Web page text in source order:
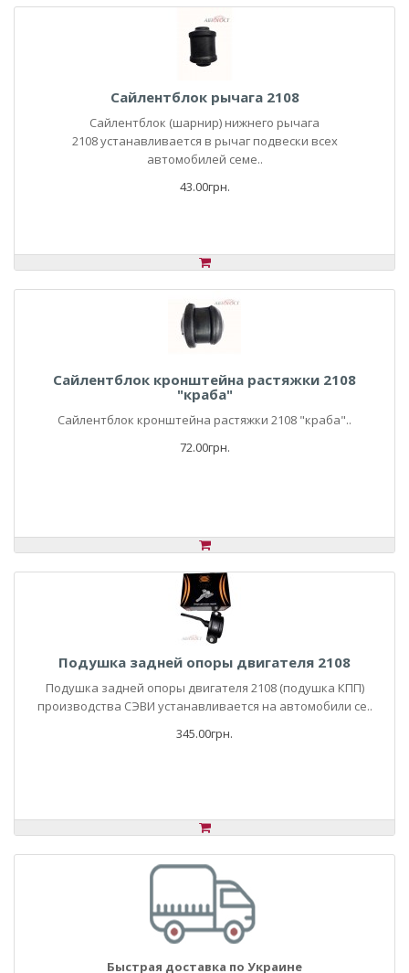
Сайлентблок рычага 2108
Сайлентблок (шарнир) нижнего рычага
2108 устанавливается в рычаг подвески всех
автомобилей семе..
43.00грн.
Сайлентблок кронштейна растяжки 2108
"краба"
Сайлентблок кронштейна растяжки 2108 "краба"..
72.00грн.
Подушка задней опоры двигателя 2108
Подушка задней опоры двигателя 2108 (подушка КПП)
производства СЭВИ устанавливается на автомобили се..
345.00грн.
Быстрая доставка по Украине